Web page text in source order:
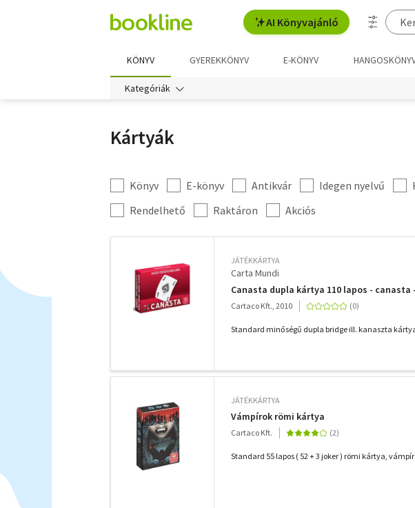
AI Könyvajánló
KÖNYV GYEREKKÖNYV E-KÖNYV
Kategóriák
Kártyák
Kategória
szűrés
Könyv E-könyv Antikvár Idegen nyelvű
További
szűrők
Rendelhető Raktáron Akciós
JÁTÉKKÁRTYA
Carta Mundi
Canasta dupla kártya 110 lapos -
Cartaco Kft., 2010
Standard minőségű dupla bridge ill. kanaszta
JÁTÉKKÁRTYA
Vámpírok römi kártya
Cartaco Kft.
Standard 55 lapos ( 52 + 3 joker ) römi kártya,